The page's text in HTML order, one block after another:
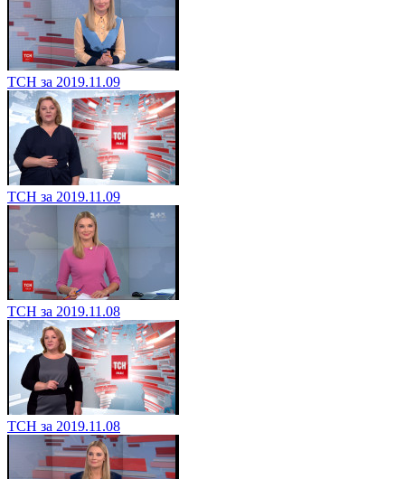
ТСН за 2019.11.09
ТСН за 2019.11.09
ТСН за 2019.11.08
ТСН за 2019.11.08